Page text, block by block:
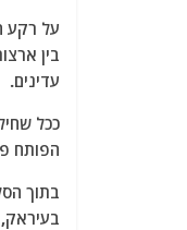
s
A
p
p
על רקע
בין
עדינים.
ככל
הפותח
בתוך